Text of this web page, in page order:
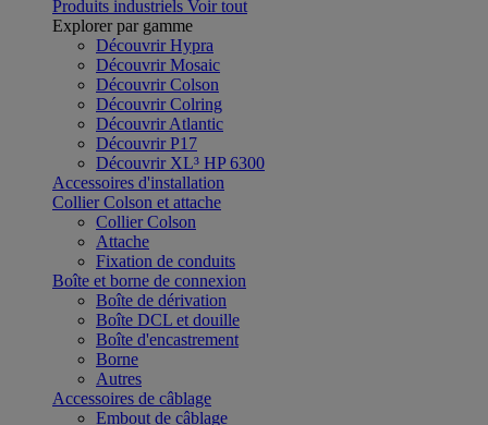
Produits industriels Voir tout
Explorer par gamme
Découvrir Hypra
Découvrir Mosaic
Découvrir Colson
Découvrir Colring
Découvrir Atlantic
Découvrir P17
Découvrir XL³ HP 6300
Accessoires d'installation
Collier Colson et attache
Collier Colson
Attache
Fixation de conduits
Boîte et borne de connexion
Boîte de dérivation
Boîte DCL et douille
Boîte d'encastrement
Borne
Autres
Accessoires de câblage
Embout de câblage